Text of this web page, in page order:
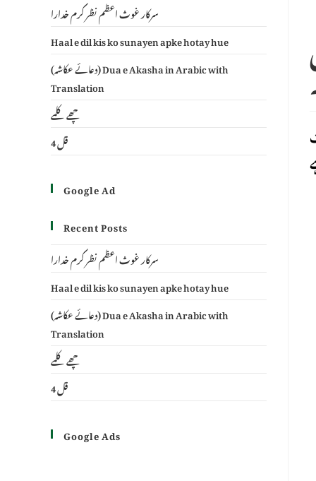
سرکار غوث اعظم نظر کرم خدارا
Haal e dil kis ko sunayen apke hotay hue
(دعائے عکاشہ) Dua e Akasha in Arabic with
Translation
چھے کلمے
4 قل
Google Ad
Recent Posts
سرکار غوث اعظم نظر کرم خدارا
Haal e dil kis ko sunayen apke hotay hue
(دعائے عکاشہ) Dua e Akasha in Arabic with
Translation
چھے کلمے
4 قل
Google Ads